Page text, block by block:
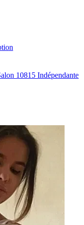
10815 Indépendante